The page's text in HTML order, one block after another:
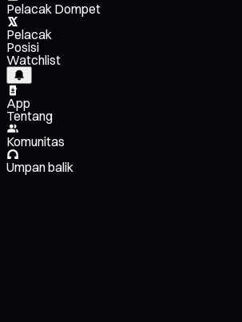
Pelacak Dompet
Pelacak
Posisi
Watchlist
App
Tentang
Komunitas
Umpan balik